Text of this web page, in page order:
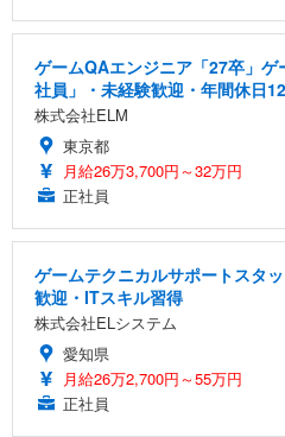
ゲームQAエンジニア「27卒」
社員」・未経験歓迎・年間休日
株式会社ELM
東京都
月給26万3,700円～32万円
正社員
ゲームテクニカルサポートスタ
歓迎・ITスキル習得
株式会社ELシステム
愛知県
月給26万2,700円～55万円
正社員